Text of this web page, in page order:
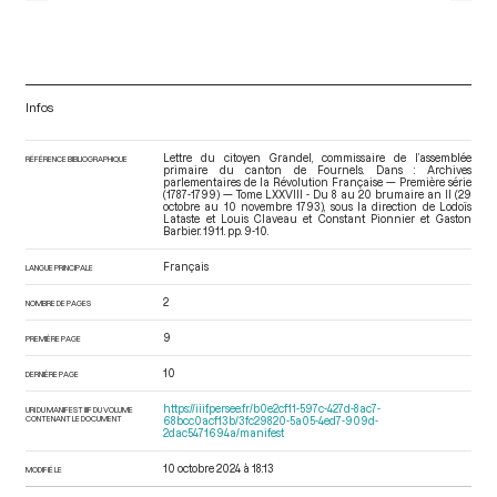
Infos
RÉFÉRENCE BIBLIOGRAPHIQUE
Lettre du citoyen Grandel, commissaire de l’assemblée
primaire du canton de Fournels. Dans : Archives
parlementaires de la Révolution Française — Première série
(1787-1799) — Tome LXXVIII - Du 8 au 20 brumaire an II (29
octobre au 10 novembre 1793) , sous la direction de Lodoïs
Lataste et Louis Claveau et Constant Pionnier et Gaston
Barbier. 1911. pp. 9-10.
LANGUE PRINCIPALE Français
NOMBRE DE PAGES 2
PREMIÈRE PAGE 9
DERNIÈRE PAGE 10
URI DU MANIFEST IIIF DU VOLUME
CONTENANT LE DOCUMENT
https://iiif.persee.fr/b0e2cf11-597c-427d-8ac7-
68bcc0acf13b/3fc29820-5a05-4ed7-909d-
2dac5471694a/manifest
MODIFIÉ LE 10 octobre 2024 à 18:13